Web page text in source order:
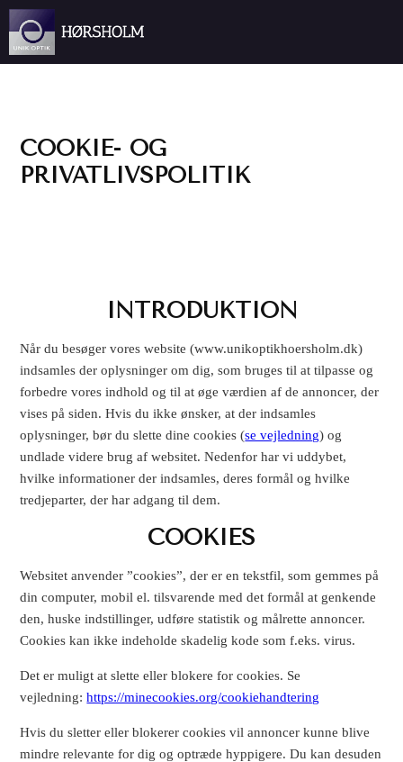
COOKIE- OG
PRIVATLIVSPOLITIK
INTRODUKTION
Når du besøger vores website (www.unikoptikhoersholm.dk)
indsamles der oplysninger om dig, som bruges til at tilpasse og
forbedre vores indhold og til at øge værdien af de annoncer, der
vises på siden. Hvis du ikke ønsker, at der indsamles
oplysninger, bør du slette dine cookies (se vejledning) og
undlade videre brug af websitet. Nedenfor har vi uddybet,
hvilke informationer der indsamles, deres formål og hvilke
tredjeparter, der har adgang til dem.
COOKIES
Websitet anvender ”cookies”, der er en tekstfil, som gemmes på
din computer, mobil el. tilsvarende med det formål at genkende
den, huske indstillinger, udføre statistik og målrette annoncer.
Cookies kan ikke indeholde skadelig kode som f.eks. virus.
Det er muligt at slette eller blokere for cookies. Se
vejledning:https://minecookies.org/cookiehandtering
Hvis du sletter eller blokerer cookies vil annoncer kunne blive
mindre relevante for dig og optræde hyppigere. Du kan desuden